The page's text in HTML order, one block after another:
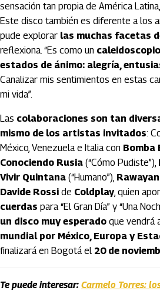
sensación tan propia de América Latina,
Este disco también es diferente a los
pude explorar las muchas facetas
reflexiona. “Es como un
estados de ánimo: alegría,
Canalizar mis sentimientos en estas
mi vida”.
Las colaboraciones son tan
mismo de los artistas invitados:
México, Venezuela e Italia con Bomba
Conociendo Rusia (“Cómo Pudiste”),
Vivir Quintana (“Humano”),
Davide Rossi de Coldplay, quien
cuerdas para “El Gran Día” y “Una
un disco muy esperado que vendrá
mundial por México, Europa y
finalizará en Bogotá el 20 de
Te puede interesar: Carmelo Torres: